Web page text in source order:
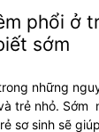
phổi ở
sớm
những
trẻ nhỏ. Sớm
sơ sinh sẽ